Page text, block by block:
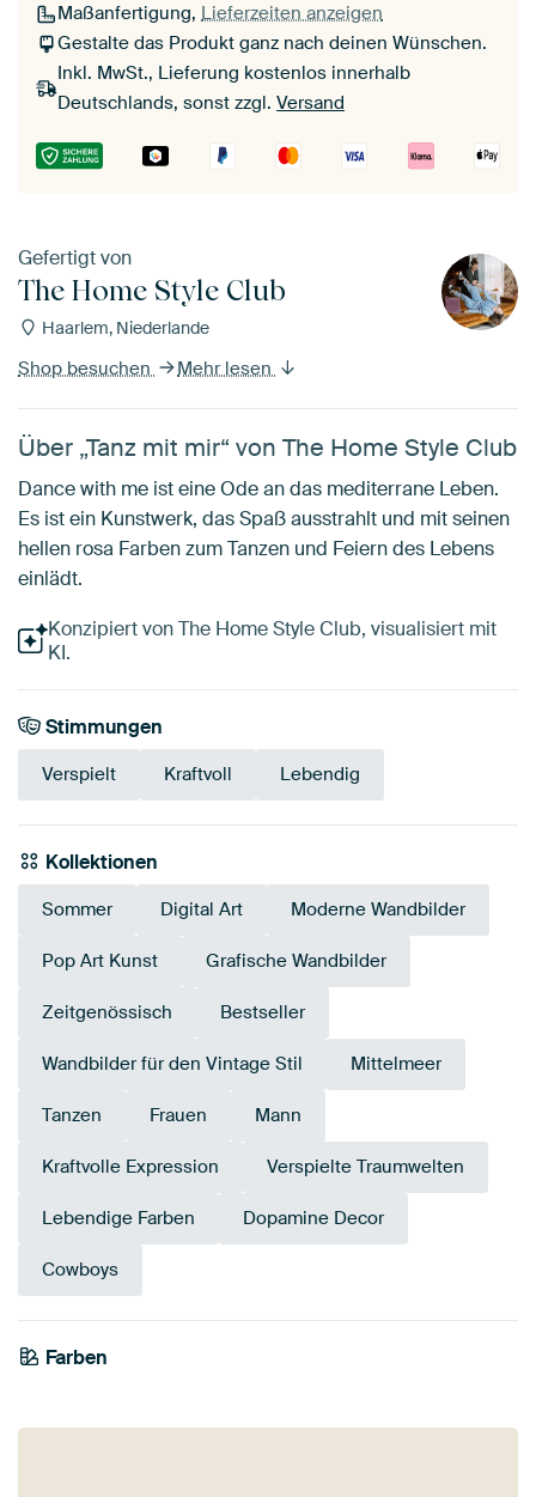
Maßanfertigung, Lieferzeiten anzeigen
Gestalte das Produkt ganz nach deinen Wünschen.
Inkl. MwSt., Lieferung kostenlos innerhalb
Deutschlands, sonst zzgl. Versand
Gefertigt von
The Home Style Club
Haarlem, Niederlande
Shop besuchen Mehr lesen
Über „Tanz mit mir“ von The Home Style Club
Dance with me ist eine Ode an das mediterrane Leben.
Es ist ein Kunstwerk, das Spaß ausstrahlt und mit seinen
hellen rosa Farben zum Tanzen und Feiern des Lebens
einlädt.
Konzipiert von The Home Style Club, visualisiert mit
KI.
Stimmungen
Verspielt Kraftvoll Lebendig
Kollektionen
Sommer Digital Art Moderne Wandbilder
Pop Art Kunst Grafische Wandbilder
Zeitgenössisch Bestseller
Wandbilder für den Vintage Stil Mittelmeer
Tanzen Frauen Mann
Kraftvolle Expression Verspielte Traumwelten
Lebendige Farben Dopamine Decor
Cowboys
Farben
Rosa
Braun